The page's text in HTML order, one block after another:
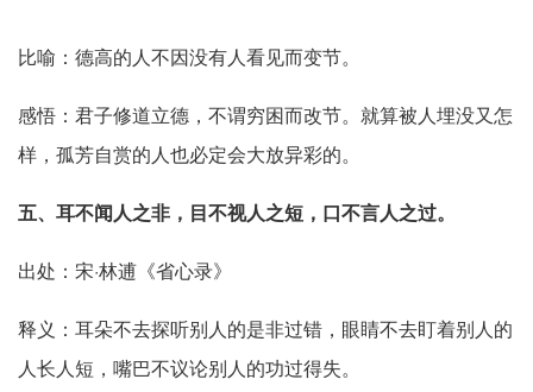
比喻：德高的人不因没有人看见而变节。
感悟：君子修道立德，不谓穷困而改节。就算被人埋没又怎
样，孤芳自赏的人也必定会大放异彩的。
五、耳不闻人之非，目不视人之短，口不言人之过。
出处：宋·林逋《省心录》
释义：耳朵不去探听别人的是非过错，眼睛不去盯着别人的
人长人短，嘴巴不议论别人的功过得失。